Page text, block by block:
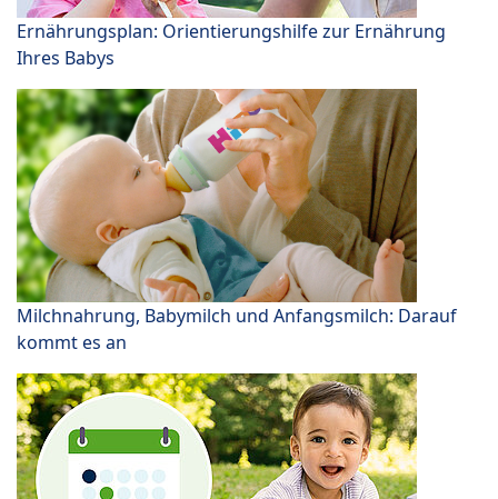
Ernährungsplan: Orientierungshilfe zur Ernährung
Ihres Babys
Milchnahrung, Babymilch und Anfangsmilch: Darauf
kommt es an